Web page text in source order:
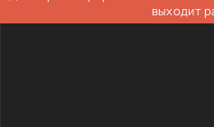
выходит